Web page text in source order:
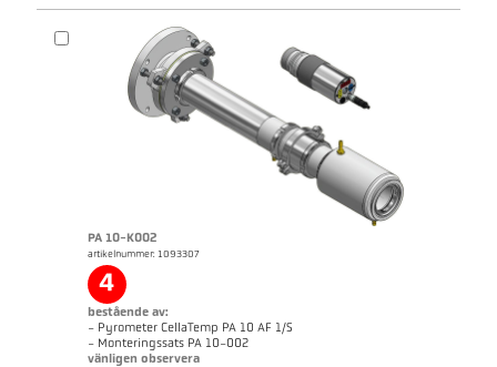
PA 10-K002
artikelnummer: 1093307
4
bestående av:
- Pyrometer CellaTemp PA 10 AF 1/S
- Monteringssats PA 10-002
vänligen observera